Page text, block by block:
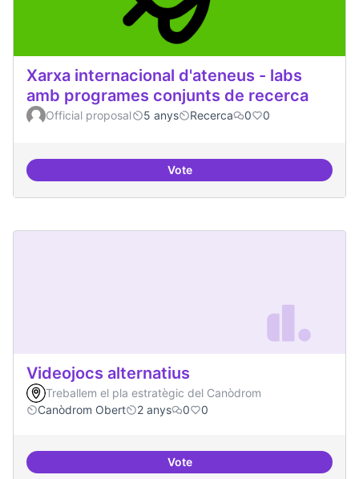
Xarxa internacional d'ateneus - labs
amb programes conjunts de recerca
Official proposal 5 anys Recerca 0 0
VoteXarxa internacional d'ateneus -
Videojocs alternatius
Treballem el pla estratègic del Canòdrom
Canòdrom Obert
2 anys 0 0
VoteVideojocs alternatius